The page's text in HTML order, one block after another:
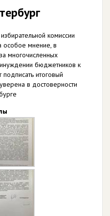
комиссии
особое мнение, в
многочисленных
бюджетников к
итоговый
в достоверности